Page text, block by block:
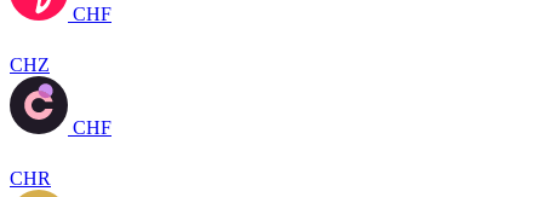
CHF
CHZ
CHF
CHR